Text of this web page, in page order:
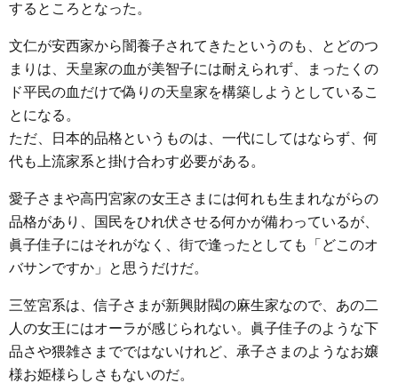
するところとなった。
文仁が安西家から闇養子されてきたというのも、とどのつ
まりは、天皇家の血が美智子には耐えられず、まったくの
ド平民の血だけで偽りの天皇家を構築しようとしているこ
とになる。
ただ、日本的品格というものは、一代にしてはならず、何
代も上流家系と掛け合わす必要がある。
愛子さまや高円宮家の女王さまには何れも生まれながらの
品格があり、国民をひれ伏させる何かが備わっているが、
眞子佳子にはそれがなく、街で逢ったとしても「どこのオ
バサンですか」と思うだけだ。
三笠宮系は、信子さまが新興財閥の麻生家なので、あの二
人の女王にはオーラが感じられない。眞子佳子のような下
品さや猥雑さまでではないけれど、承子さまのようなお嬢
様お姫様らしさもないのだ。